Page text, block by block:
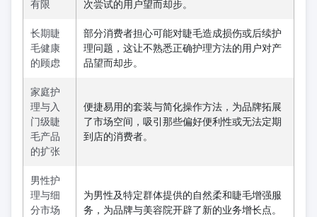
有限 次尝试的用户望而却步。
长期睫
毛健康
的顾虑
部分消费者担心可能对睫毛造成损伤或后续护
理问题，这让不熟悉正确护理方法的用户对产
品望而却步。
家庭护
理与入
门级睫
毛产品
的扩张
便捷易用的套装与简化操作方法，为品牌拓展
了市场空间，吸引那些偏好便利性或无法定期
到店的消费者。
男性护
理与细
分市场
为男性及特定群体提供的自然柔和睫毛增强服
务，为品牌与美容院开辟了新的业务增长点。